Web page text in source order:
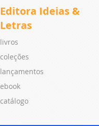
Editora Ideias &
Letras
livros
coleções
lançamentos
ebook
catálogo